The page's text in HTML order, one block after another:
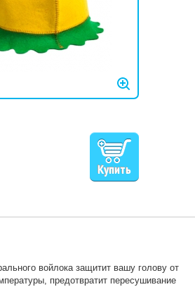
войлока защитит вашу голову от
предотвратит пересушивание